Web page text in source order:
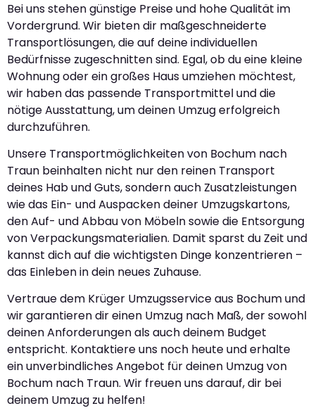
Bei uns stehen günstige Preise und hohe Qualität im
Vordergrund. Wir bieten dir maßgeschneiderte
Transportlösungen, die auf deine individuellen
Bedürfnisse zugeschnitten sind. Egal, ob du eine kleine
Wohnung oder ein großes Haus umziehen möchtest,
wir haben das passende Transportmittel und die
nötige Ausstattung, um deinen Umzug erfolgreich
durchzuführen.
Unsere Transportmöglichkeiten von Bochum nach
Traun beinhalten nicht nur den reinen Transport
deines Hab und Guts, sondern auch Zusatzleistungen
wie das Ein- und Auspacken deiner Umzugskartons,
den Auf- und Abbau von Möbeln sowie die Entsorgung
von Verpackungsmaterialien. Damit sparst du Zeit und
kannst dich auf die wichtigsten Dinge konzentrieren –
das Einleben in dein neues Zuhause.
Vertraue dem Krüger Umzugsservice aus Bochum und
wir garantieren dir einen Umzug nach Maß, der sowohl
deinen Anforderungen als auch deinem Budget
entspricht. Kontaktiere uns noch heute und erhalte
ein unverbindliches Angebot für deinen Umzug von
Bochum nach Traun. Wir freuen uns darauf, dir bei
deinem Umzug zu helfen!